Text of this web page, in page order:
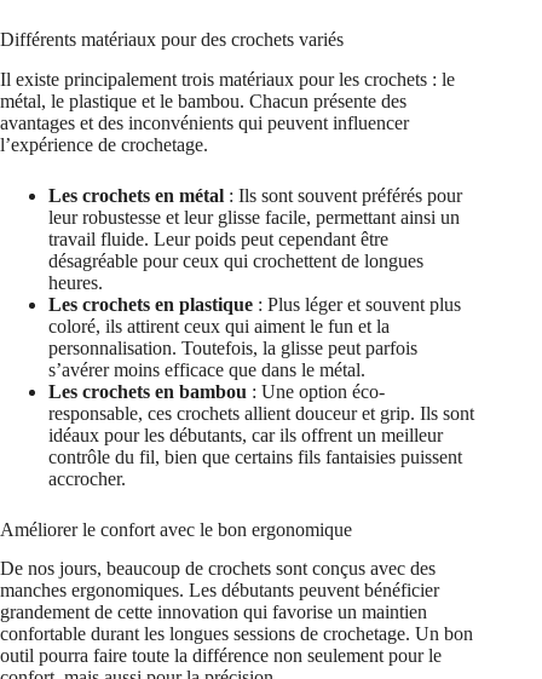
Différents matériaux pour des crochets variés
Il existe principalement trois matériaux pour les crochets : le
métal, le plastique et le bambou. Chacun présente des
avantages et des inconvénients qui peuvent influencer
l’expérience de crochetage.
Les crochets en métal : Ils sont souvent préférés pour
leur robustesse et leur glisse facile, permettant ainsi un
travail fluide. Leur poids peut cependant être
désagréable pour ceux qui crochettent de longues
heures.
Les crochets en plastique : Plus léger et souvent plus
coloré, ils attirent ceux qui aiment le fun et la
personnalisation. Toutefois, la glisse peut parfois
s’avérer moins efficace que dans le métal.
Les crochets en bambou : Une option éco-
responsable, ces crochets allient douceur et grip. Ils sont
idéaux pour les débutants, car ils offrent un meilleur
contrôle du fil, bien que certains fils fantaisies puissent
accrocher.
Améliorer le confort avec le bon ergonomique
De nos jours, beaucoup de crochets sont conçus avec des
manches ergonomiques. Les débutants peuvent bénéficier
grandement de cette innovation qui favorise un maintien
confortable durant les longues sessions de crochetage. Un bon
outil pourra faire toute la différence non seulement pour le